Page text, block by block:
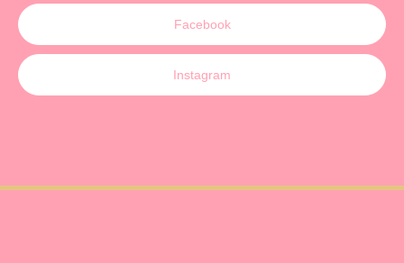
Facebook
Instagram